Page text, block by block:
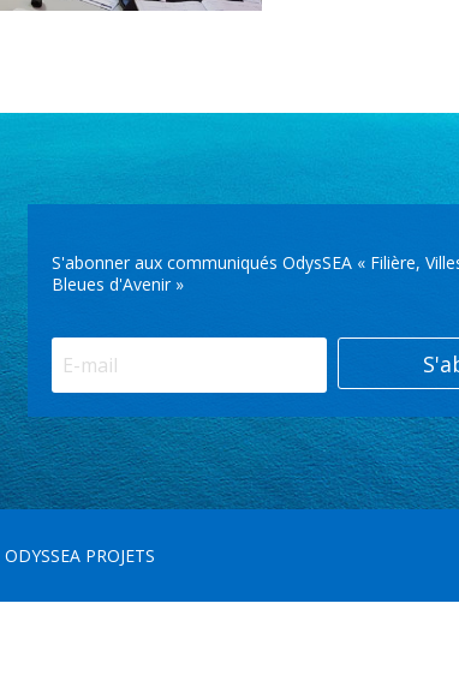
S'abonner aux communiqués OdysSEA « Filière,
Bleues d'Avenir »
ODYSSEA PROJETS